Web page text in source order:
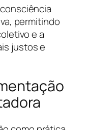
permitindo
e a
justos e